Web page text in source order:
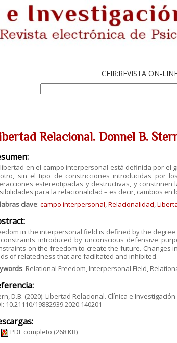
CEIR:REVISTA ON-
Relacional. Donnel B.
libertad en el campo interpersonal está definida por el
sin el tipo de constricciones introducidas por
estereotipadas y destructivas, y
para la relacionalidad – es decir, cambios
clave: campo interpersonal,Relacionalidad,
in the interpersonal field is defined by the
introduced by unconscious defensive
on the freedom to create the future.
of relatedness that are facilitated and inhibited.
: Relational Freedom, Interpersonal Field,
D.B. (2020). Libertad Relacional. Clínica e
10.21110/19882939.2020.140201
PDF completo (268 KB)